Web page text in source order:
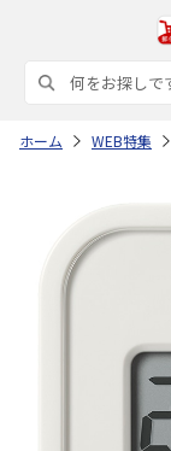
ホーム WEB特集